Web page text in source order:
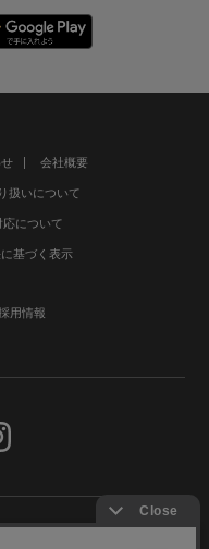
会社概要
扱いについて
応について
基づく表示
用情報